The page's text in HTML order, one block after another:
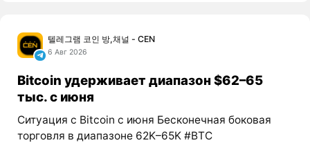
텔레그램 코인 방,채널 - CEN
6 Авг 2026
Bitcoin удерживает диапазон $62–65
тыс. с июня
Ситуация с Bitcoin с июня Бесконечная боковая
торговля в диапазоне 62K–65K #BTC